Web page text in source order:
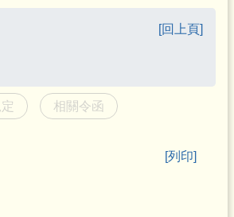
[回上頁]
相關令函
[列印]